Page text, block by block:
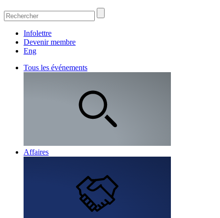
Infolettre
Devenir membre
Eng
Tous les événements
Affaires